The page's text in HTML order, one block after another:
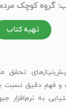
گروه کوچک
تهیه کتاب
تحقق
و فهم دقیق نسبت
به نرم‌افزار